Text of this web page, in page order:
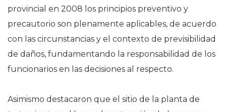
provincial en 2008 los principios preventivo y
precautorio son plenamente aplicables, de acuerdo
con las circunstancias y el contexto de previsibilidad
de daños, fundamentando la responsabilidad de los
funcionarios en las decisiones al respecto.
Asimismo destacaron que el sitio de la planta de